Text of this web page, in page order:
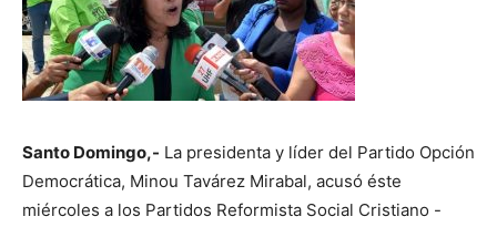
Santo Domingo,- La presidenta y líder del Partido Opción
Democrática, Minou Tavárez Mirabal, acusó éste
miércoles a los Partidos Reformista Social Cristiano -